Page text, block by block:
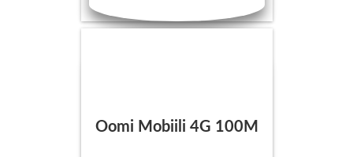
Oomi Mobiili 4G 100M